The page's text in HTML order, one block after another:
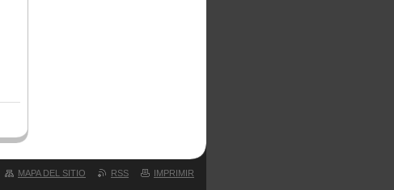
MAPA DEL SITIO RSS IMPRIMIR